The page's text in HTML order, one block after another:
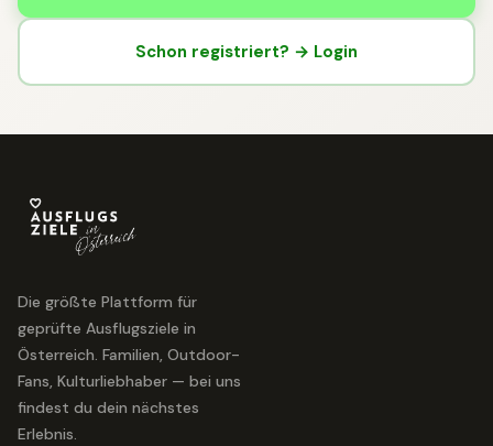
Schon registriert? → Login
Die größte Plattform für
geprüfte Ausflugsziele in
Österreich. Familien, Outdoor-
Fans, Kulturliebhaber — bei uns
findest du dein nächstes
Erlebnis.